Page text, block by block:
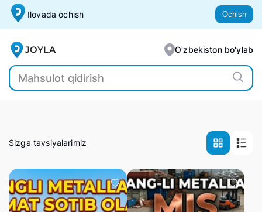
Ilovada ochish Ochish
JOYLA O'zbekiston bo'ylab
Sizga tavsiyalarimiz